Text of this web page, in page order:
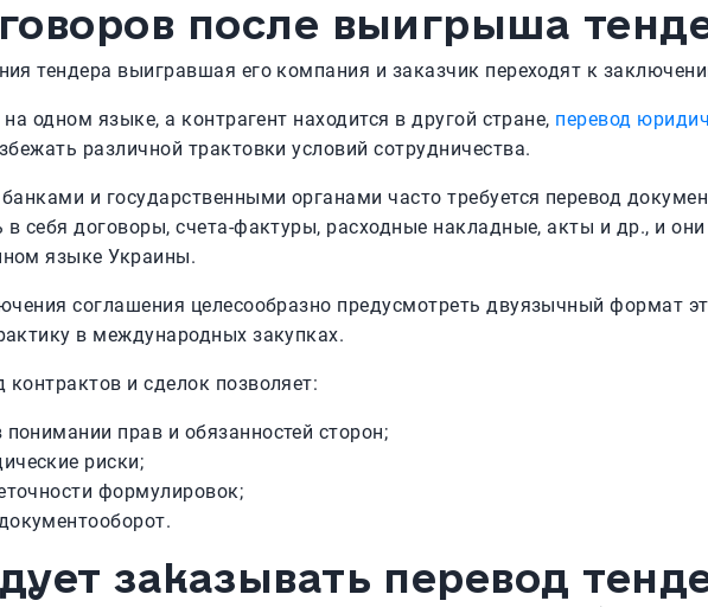
после выигрыша
тендера выигравшая его компания и заказчик переходят к
одном языке, а контрагент находится в другой стране, перевод
различной трактовки условий сотрудничества.
и государственными органами часто требуется перевод
себя договоры, счета-фактуры, расходные накладные, акты и др., и
языке Украины.
соглашения целесообразно предусмотреть двуязычный формат
в международных закупках.
и сделок позволяет:
понимании прав и обязанностей сторон;
риски;
формулировок;
заказывать перевод